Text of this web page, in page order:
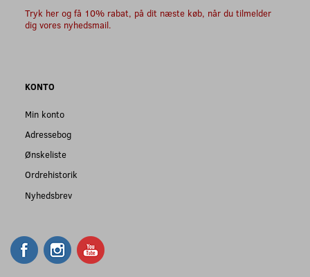
Tryk her og få 10% rabat, på dit næste køb, når du tilmelder
dig vores nyhedsmail.
KONTO
Min konto
Adressebog
Ønskeliste
Ordrehistorik
Nyhedsbrev